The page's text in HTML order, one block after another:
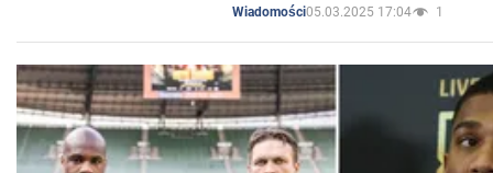
Wiadomości05.03.2025 17:04 1